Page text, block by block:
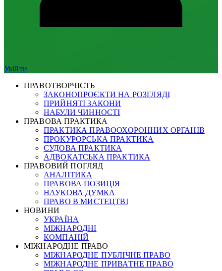
Увійти
ПРАВОТВОРЧІСТЬ
ЗАКОНОПРОЄКТИ НА РОЗГЛЯДІ
ПРИЙНЯТІ ЗАКОНИ
НАБУЛИ ЧИННОСТІ
ПРАВОВА ПРАКТИКА
ПРАКТИКА ПРАВООХОРОННИХ ОРГАНІВ
ПРОКУРОРСЬКА ПРАКТИКА
СУДОВА ПРАКТИКА
АДВОКАТСЬКА ПРАКТИКА
ПРАВОВИЙ ПОГЛЯД
АНАЛІТИКА
ПРАВОВА ПОЗИЦІЯ
НАУКОВА ДУМКА
ПРАВО В МИСТЕЦТВІ
НОВИНИ
УКРАЇНА
МІЖНАРОДНІ
КОМПАНІЙ
МІЖНАРОДНЕ ПРАВО
МІЖНАРОДНЕ ПУБЛІЧНЕ ПРАВО
МІЖНАРОДНЕ ПРИВАТНЕ ПРАВО